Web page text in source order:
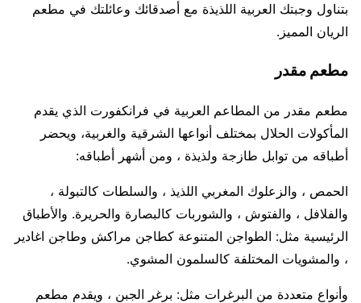
بتناول وجبتك العربية اللذيذة مع أصدقائك وعائلتك في مطعم
الريان المميز.
مطعم مقدر
مطعم مقدر من المطاعم العربية في فرانكفورت الذي يقدم
المأكولات الحلال بمختلف أنواعها الشرقية والغربية، ويحضر
أطباقه من توابل طازجة ولذيذة ، ومن أشهر أطباقه:
الحمص ، والزعلوك المغربي اللذيذ ، والسلطات كالتبولة ،
والفلافل ، والفتوش ، والشوربات كالبصارة والحريرة. والأطباق
الرئيسية مثل: الطواجن المتنوعة كطاجن مراكش وطاجن اغادير
، والمشويات المختلفة كالسلمون المشوي.
وأنواع متعددة من البرغرات مثل: برغر الجبن ، ويقدم مطعم